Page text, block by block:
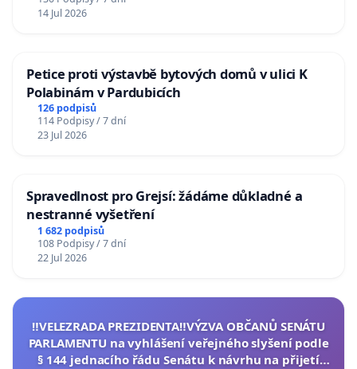
14 Jul 2026
Petice proti výstavbě bytových domů v ulici K
Polabinám v Pardubicích
126 podpisů
114 Podpisy / 7 dní
23 Jul 2026
Spravedlnost pro Grejsí: žádáme důkladné a
nestranné vyšetření
1 682 podpisů
108 Podpisy / 7 dní
22 Jul 2026
‼️VELEZRADA PREZIDENTA‼️VÝZVA OBČANŮ SENÁTU
PARLAMENTU na vyhlášení veřejného slyšení podle
§ 144 jednacího řádu Senátu k návrhu na přijetí